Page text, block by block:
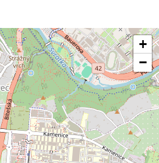
+
−